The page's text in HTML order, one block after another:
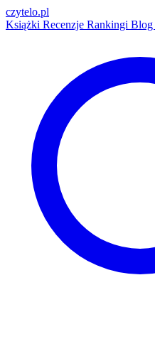
czytelo.pl
Książki Recenzje Rankingi Blog